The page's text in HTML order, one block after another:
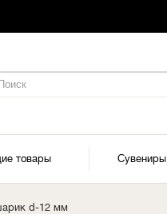
товары Сувениры
d-12 мм